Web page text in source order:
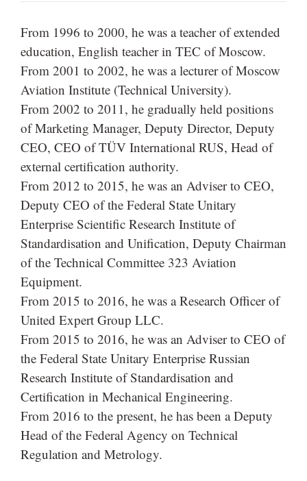
From 1996 to 2000, he was a teacher of extended
education, English teacher in TEC of Moscow.
From 2001 to 2002, he was a lecturer of Moscow
Aviation Institute (Technical University).
From 2002 to 2011, he gradually held positions
of Marketing Manager, Deputy Director, Deputy
CEO, CEO of TÜV International RUS, Head of
external certification authority.
From 2012 to 2015, he was an Adviser to CEO,
Deputy CEO of the Federal State Unitary
Enterprise Scientific Research Institute of
Standardisation and Unification, Deputy Chairman
of the Technical Committee 323 Aviation
Equipment.
From 2015 to 2016, he was a Research Officer of
United Expert Group LLC.
From 2015 to 2016, he was an Adviser to CEO of
the Federal State Unitary Enterprise Russian
Research Institute of Standardisation and
Certification in Mechanical Engineering.
From 2016 to the present, he has been a Deputy
Head of the Federal Agency on Technical
Regulation and Metrology.